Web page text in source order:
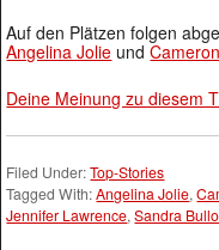
Auf den Plätzen folgen
Angelina Jolie und
Deine Meinung zu diesem
Filed Under:Top-Stories
Tagged With:Angelina Jolie,
Jennifer Lawrence,Sandra